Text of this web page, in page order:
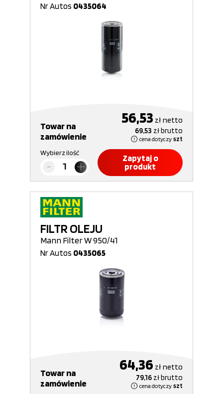
Nr Autos 0435064
Towar na
zamówienie
56,53 złnetto
69,53 złbrutto
cena dotyczy szt
Wybierz ilość
Zapytaj o
produkt
FILTR OLEJU
Mann Filter W 950/41
Nr Autos 0435065
Towar na
zamówienie
64,36 złnetto
79,16 złbrutto
cena dotyczy szt